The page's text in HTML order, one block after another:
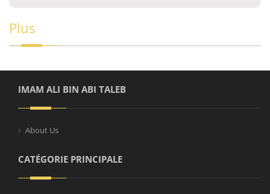
Plus
IMAM ALI BIN ABI TALEB
About Us
CATÉGORIE PRINCIPALE